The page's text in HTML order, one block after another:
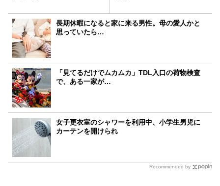
長期休暇になると家に来る男性。母の愛人かと
思っていたら…
「見てるだけでムカムカ」TDL入口の荷物検査
で、ある一家が…
女子更衣室のシャワーを利用中、小学生男児に
カーテンを開けられ
Recommended by